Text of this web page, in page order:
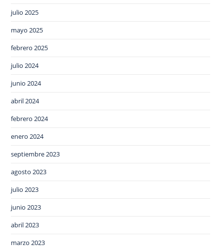
julio 2025
mayo 2025
febrero 2025
julio 2024
junio 2024
abril 2024
febrero 2024
enero 2024
septiembre 2023
agosto 2023
julio 2023
junio 2023
abril 2023
marzo 2023